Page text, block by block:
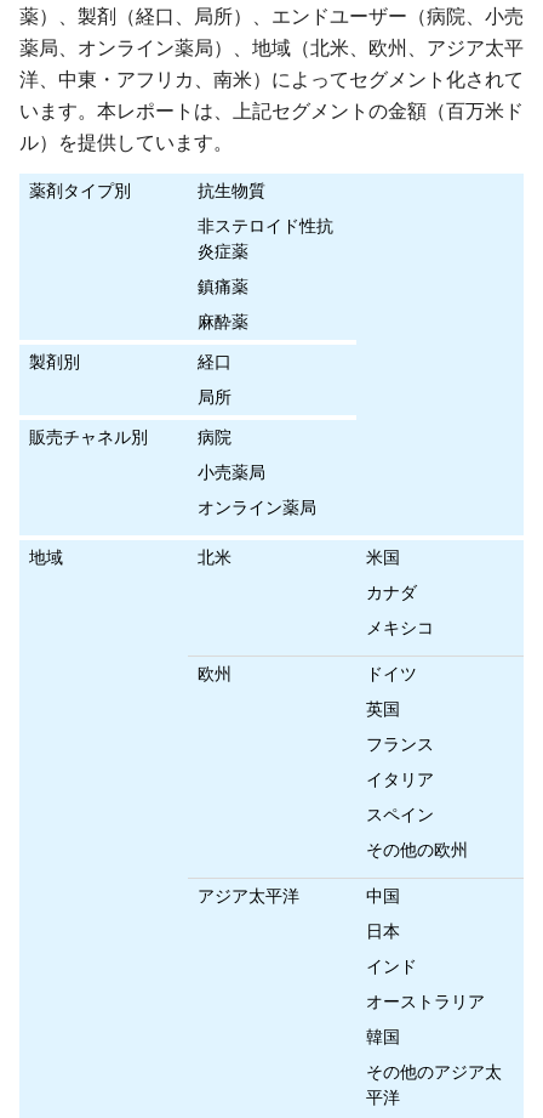
薬）、製剤（経口、局所）、エンドユーザー（病院、小売
薬局、オンライン薬局）、地域（北米、欧州、アジア太平
洋、中東・アフリカ、南米）によってセグメント化されて
います。本レポートは、上記セグメントの金額（百万米ド
ル）を提供しています。
薬剤タイプ別
抗生物質
非ステロイド性抗
炎症薬
鎮痛薬
麻酔薬
製剤別
経口
局所
販売チャネル別
病院
小売薬局
オンライン薬局
地域 北米
米国
カナダ
メキシコ
欧州
ドイツ
英国
フランス
イタリア
スペイン
その他の欧州
アジア太平洋
中国
日本
インド
オーストラリア
韓国
その他のアジア太
平洋